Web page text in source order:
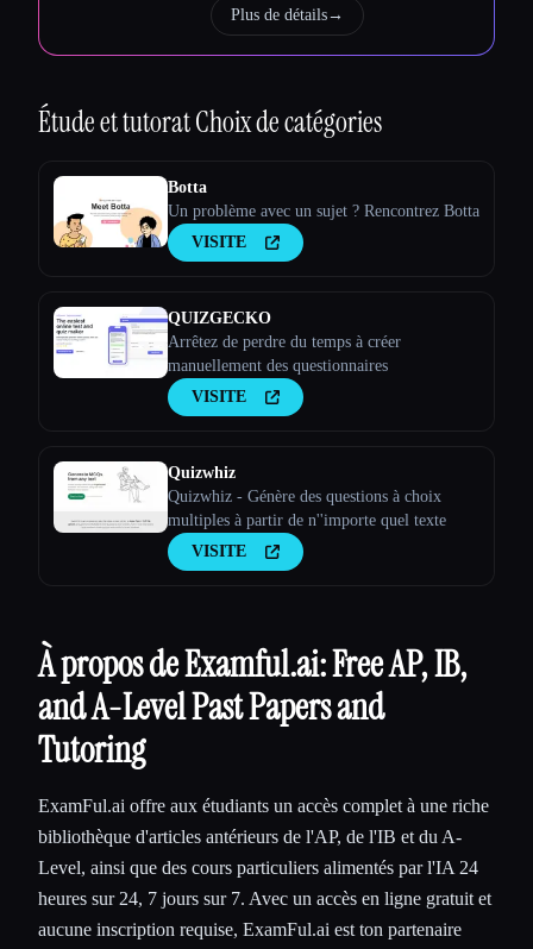
Plus de détails→
Étude et tutoratChoix de catégories
Botta
Un problème avec un sujet ? Rencontrez Botta
VISITE
QUIZGECKO
Arrêtez de perdre du temps à créer
manuellement des questionnaires
VISITE
Quizwhiz
Quizwhiz - Génère des questions à choix
multiples à partir de n''importe quel texte
VISITE
À propos de Examful.ai: Free AP, IB,
and A-Level Past Papers and
Tutoring
ExamFul.ai offre aux étudiants un accès complet à une riche
bibliothèque d'articles antérieurs de l'AP, de l'IB et du A-
Level, ainsi que des cours particuliers alimentés par l'IA 24
heures sur 24, 7 jours sur 7. Avec un accès en ligne gratuit et
aucune inscription requise, ExamFul.ai est ton partenaire